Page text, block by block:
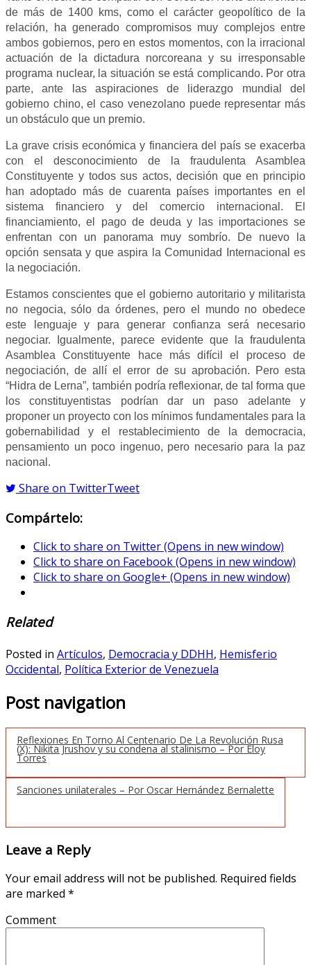
de más de 1400 kms, como el carácter geopolítico de la
relación, ha generado compromisos muy complejos entre
ambos gobiernos, pero en estos momentos, con la irracional
actuación de la dictadura norcoreana y su irresponsable
programa nuclear, la situación se está complicando. Por otra
parte, ante las aspiraciones de liderazgo mundial del
gobierno chino, el caso venezolano puede representar más
un obstáculo que un premio.
La grave crisis económica y financiera del país se exacerba
con el desconocimiento de la fraudulenta Asamblea
Constituyente y todos sus actos, decisión que en principio
han adoptado más de cuarenta países importantes en el
sistema financiero y del comercio internacional. El
financiamiento, el pago de deuda y las importaciones se
enfrentan con un panorama muy sombrío. De nuevo la
opción sensata y que aspira la Comunidad Internacional es
la negociación.
Estamos conscientes que el gobierno autoritario y militarista
no negocia, sólo da órdenes, pero el mundo no obedece
este lenguaje y para generar confianza será necesario
negociar. Igualmente, parece evidente que la fraudulenta
Asamblea Constituyente hace más difícil el proceso de
negociación, de allí el error de su aprobación. Pero esta
“Hidra de Lerna”, también podría reflexionar, de tal forma que
los constituyentistas podrían dar un paso adelante y
proponer un proyecto con los mínimos fundamentales para la
gobernabilidad y el restablecimiento de la democracia,
pensamiento un poco ingenuo, pero necesario para la paz
nacional.
Share on TwitterTweet
Compártelo:
Click to share on Twitter (Opens in new window)
Click to share on Facebook (Opens in new window)
Click to share on Google+ (Opens in new window)
Related
Posted in Artículos, Democracia y DDHH, Hemisferio
Occidental, Política Exterior de Venezuela
Post navigation
Reflexiones En Torno Al Centenario De La Revolución Rusa
(X): Nikita Jrushov y su condena al stalinismo – Por Eloy
Torres
Sanciones unilaterales – Por Oscar Hernández Bernalette
Leave a Reply
Your email address will not be published. Required fields
are marked *
Comment